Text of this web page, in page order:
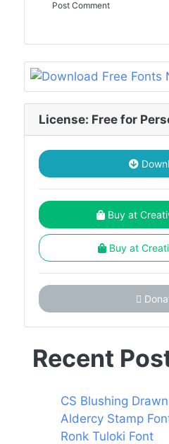
License: Free for
Buy at
Buy at
Recent
CS Blushing
Aldercy Stamp
Ronk Tuloki Font